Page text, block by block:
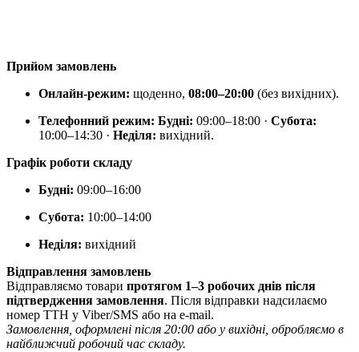
Прийом замовлень
Онлайн-режим: щоденно, 08:00–20:00 (без вихідних).
Телефонний режим: Будні: 09:00–18:00 · Субота:
10:00–14:30 · Неділя: вихідний.
Графік роботи складу
Будні: 09:00–16:00
Субота: 10:00–14:00
Неділя: вихідний
Відправлення замовлень
Відправляємо товари протягом 1–3 робочих днів після
підтвердження замовлення. Після відправки надсилаємо
номер ТТН у Viber/SMS або на e-mail.
Замовлення, оформлені після 20:00 або у вихідні, обробляємо в
найближчий робочий час складу.